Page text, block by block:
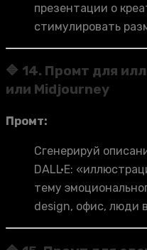
презентации о
стимулировать
🔷 14. Промт для
или Midjourney
Промт:
Сгенерируй
DALL·E:
тему
design, офис, люди